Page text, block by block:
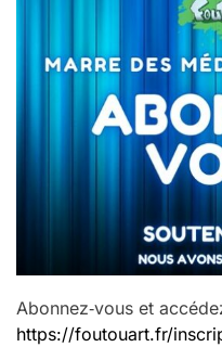
Abonnez‑vous et
https://foutouart.fr/